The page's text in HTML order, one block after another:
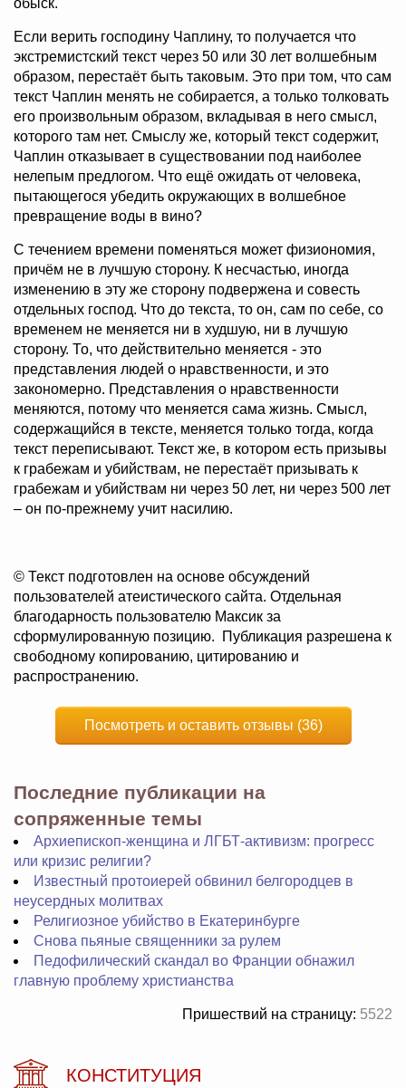
обыск.
Если верить господину Чаплину, то получается что
экстремистский текст через 50 или 30 лет волшебным
образом, перестаёт быть таковым. Это при том, что сам
текст Чаплин менять не собирается, а только толковать
его произвольным образом, вкладывая в него смысл,
которого там нет. Смыслу же, который текст содержит,
Чаплин отказывает в существовании под наиболее
нелепым предлогом. Что ещё ожидать от человека,
пытающегося убедить окружающих в волшебное
превращение воды в вино?
С течением времени поменяться может физиономия,
причём не в лучшую сторону. К несчастью, иногда
изменению в эту же сторону подвержена и совесть
отдельных господ. Что до текста, то он, сам по себе, со
временем не меняется ни в худшую, ни в лучшую
сторону. То, что действительно меняется - это
представления людей о нравственности, и это
закономерно. Представления о нравственности
меняются, потому что меняется сама жизнь. Смысл,
содержащийся в тексте, меняется только тогда, когда
текст переписывают. Текст же, в котором есть призывы
к грабежам и убийствам, не перестаёт призывать к
грабежам и убийствам ни через 50 лет, ни через 500 лет
– он по-прежнему учит насилию.
© Текст подготовлен на основе обсуждений
пользователей атеистического сайта. Отдельная
благодарность пользователю Максик за
сформулированную позицию. Публикация разрешена к
свободному копированию, цитированию и
распространению.
Посмотреть и оставить отзывы (36)
Последние публикации на
сопряженные темы
Архиепископ-женщина и ЛГБТ-активизм: прогресс
или кризис религии?
Известный протоиерей обвинил белгородцев в
неусердных молитвах
Религиозное убийство в Екатеринбурге
Снова пьяные священники за рулем
Педофилический скандал во Франции обнажил
главную проблему христианства
Пришествий на страницу: 5522
КОНСТИТУЦИЯ